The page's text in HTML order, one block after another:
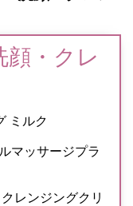
顔・クレ
ミルク
マッサージプラ
レンジングクリ